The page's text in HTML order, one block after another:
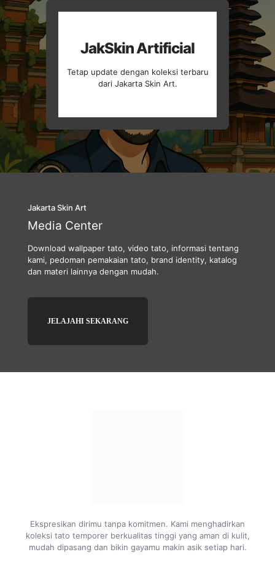
JakSkin Artificial
Tetap update dengan koleksi terbaru
dari Jakarta Skin Art.
Jakarta Skin Art
Media Center
Download wallpaper tato, video tato, informasi tentang
kami, pedoman pemakaian tato, brand identity, katalog
dan materi lainnya dengan mudah.
JELAJAHI SEKARANG
Ekspresikan dirimu tanpa komitmen. Kami menghadirkan
koleksi tato temporer berkualitas tinggi yang aman di kulit,
mudah dipasang dan bikin gayamu makin asik setiap hari.